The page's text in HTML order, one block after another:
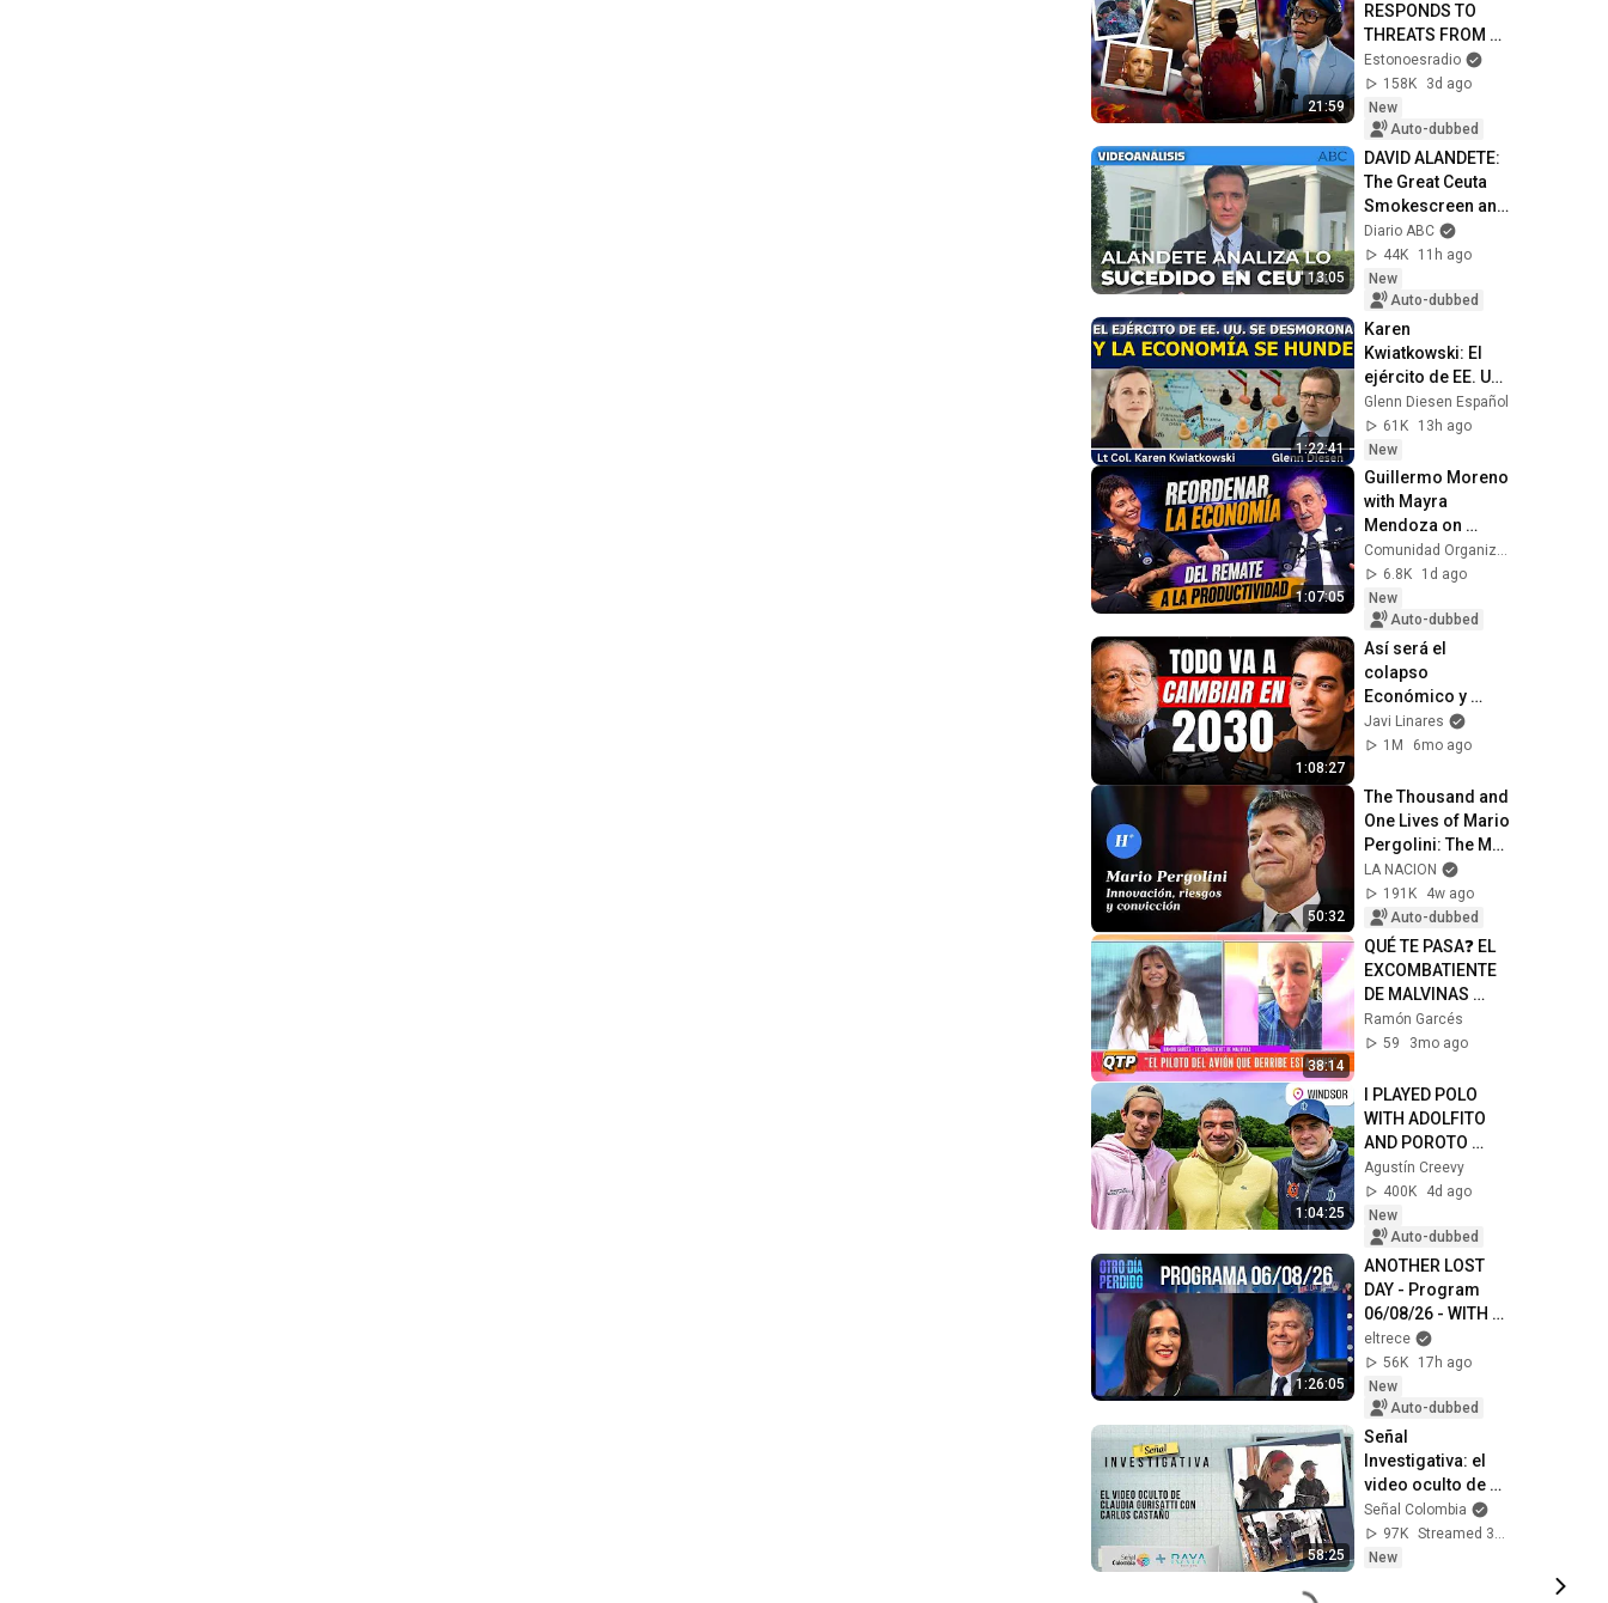
21:59
RESPONDS TO
THREATS FROM
DARGENIS, THE
OWNER OF PEDRO
BRAND, AND
CHALLENGES HIM
Estonoesradio
158K
3d ago
New
Auto-dubbed
13:05
DAVID ALANDETE:
The Great Ceuta
Smokescreen and
the Mario Díaz-
Balart Report
Diario ABC
44K
11h ago
New
Auto-dubbed
1:22:41
Karen
Kwiatkowski: El
ejército de EE. UU.
se desmorona y la
economía se
hunde
Glenn Diesen Español
61K
13h ago
New
1:07:05
Guillermo Moreno
with Mayra
Mendoza on
"Doctrinarios"
8/5/26
Comunidad Organizada
6.8K
1d ago
New
Auto-dubbed
1:08:27
Así será el
colapso
Económico y
Demográfico de
Occidente
Becerra)
Javi Linares
1M
6mo ago
50:32
The Thousand and
One Lives of Mario
Pergolini: The Man
Who Rides the
Wave of the Future
LA NACION
191K
4w ago
Auto-dubbed
38:14
QUÉ TE PASA❓ EL
EXCOMBATIENTE
DE MALVINAS
RAMÓN GARCÉS
HABLA CON
SALGUEIRO /
CANAL NET TV.
Ramón Garcés
59
3mo ago
1:04:25
I PLAYED POLO
WITH ADOLFITO
AND POROTO
CAMBIASO
Agustín Creevy
400K
4d ago
New
Auto-dubbed
1:26:05
ANOTHER LOST
DAY - Program
06/08/26 - WITH
LEMON AND SALT,
JULIETA VENEGAS
VISIT ODP
eltrece
56K
17h ago
New
Auto-dubbed
58:25
Señal
Investigativa: el
video oculto de
Claudia Gurisatti
con Carlos
Castaño
Señal Colombia
97K
New